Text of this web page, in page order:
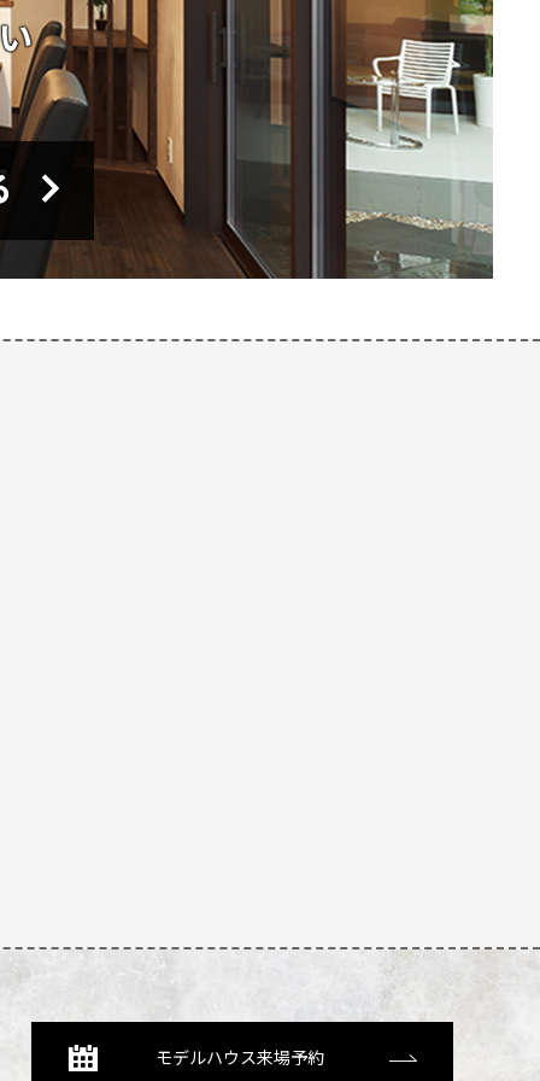
モデルハウス来場予約